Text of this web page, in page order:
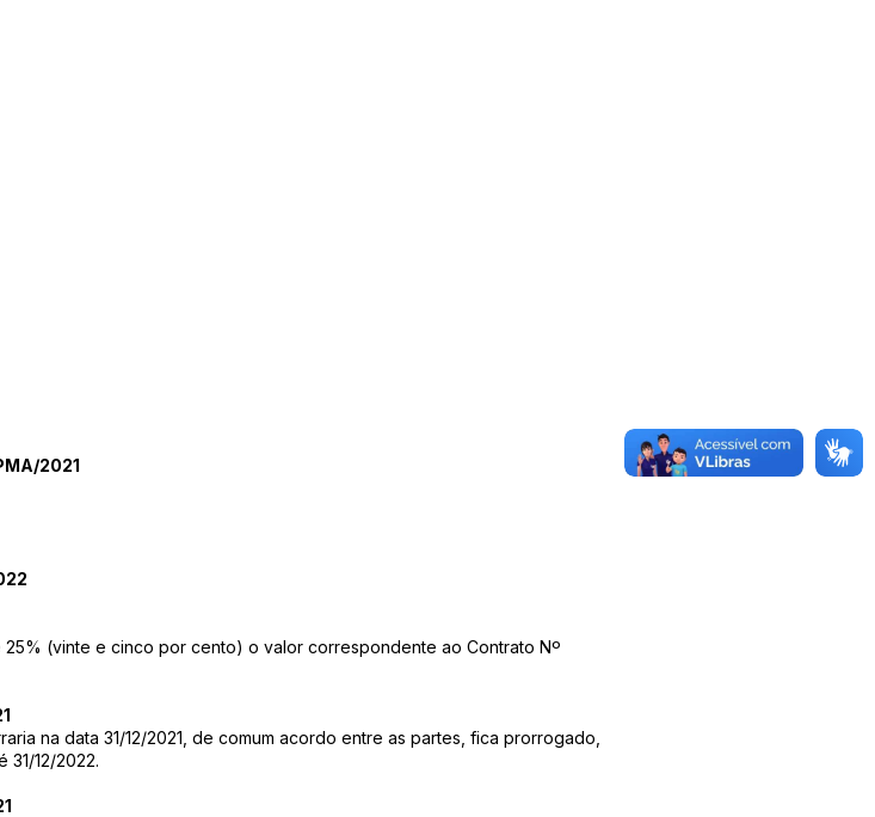
2021
(vinte e cinco por cento) o valor correspondente ao Contrato Nº
na data 31/12/2021, de comum acordo entre as partes, fica prorrogado,
31/12/2022.